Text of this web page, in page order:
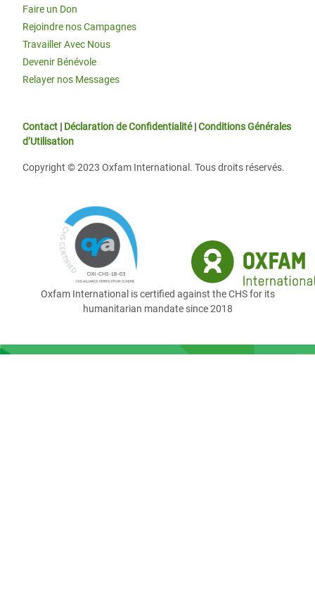
Faire un Don
Rejoindre nos Campagnes
Travailler Avec Nous
Devenir Bénévole
Relayer nos Messages
Contact | Déclaration de Confidentialité|Conditions Générales
d’Utilisation
Copyright © 2023 Oxfam International. Tous droits réservés.
Oxfam International is certified against the CHS for its
humanitarian mandate since 2018